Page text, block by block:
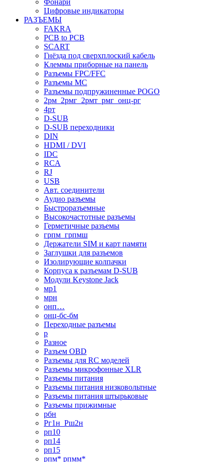
Цифровые индикаторы
РАЗЪЕМЫ
FAKRA
PCB to PCB
SCART
Гнёзда под сверхплоский кабель
Клеммы приборные на панель
Разъемы FPC/FFC
Разъемы MC
Разъемы подпружиненные POGO
2рм_2рмг_2рмт_рмг_онц-рг
4рт
D-SUB
D-SUB переходники
DIN
HDMI / DVI
IDC
RCA
RJ
USB
Авт. соединители
Аудио разъемы
Быстроразъемные
Высокочастотные разъемы
Герметичные разъемы
грпм_грпмш
Держатели SIM и карт памяти
Заглушки для разъемов
Изолирующие колпачки
Корпуса к разъемам D-SUB
Модули Keystone Jack
мр1
мрн
онп…
онц-бс-бм
Переходные разъемы
р
Разное
Разъем OBD
Разъемы для RC моделей
Разъемы микрофонные XLR
Разъемы питания
Разъемы питания низковольтные
Разъемы питания штырьковые
Разъемы прижимные
рбн
Рг1н_Рш2н
рп10
рп14
рп15
рпм* рпмм*